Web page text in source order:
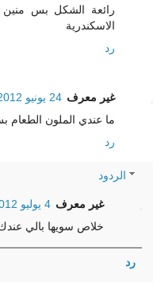
رائعة الشكل بس
الاسكندرية
رد
غير معرف 24 يونيو 2012 في 11:14 م
ما عندي الملون
رد
الردود
غير معرف 4 يوليو 2012 في 7:03 م
خلاص سويها بالي
رد